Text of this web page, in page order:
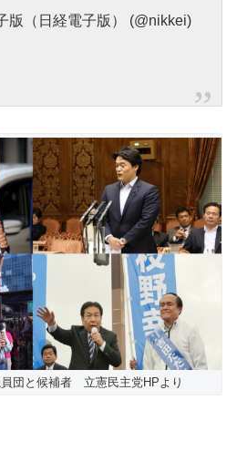
版（日経電子版） (@nikkei)
団と候補者 立憲民主党HPより